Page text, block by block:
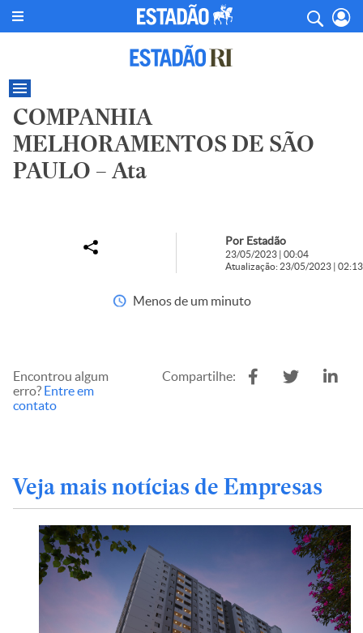
COMPANHIA
MELHORAMENTOS DE SÃO
PAULO – Ata
Por Estadão
23/05/2023 | 00:04
Atualização: 23/05/2023 | 02:13
Menos de um minuto
Encontrou algum
erro? Entre em
contato
Compartilhe:
Veja mais notícias de Empresas